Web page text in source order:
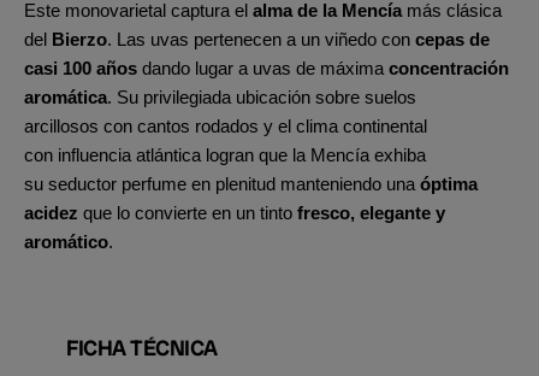
Este monovarietal captura el alma de la Mencía más clásica
del Bierzo. Las uvas pertenecen a un viñedo con cepas de
casi 100 años dando lugar a uvas de máxima concentración
aromática. Su privilegiada ubicación sobre suelos
arcillosos con cantos rodados y el clima continental
con influencia atlántica logran que la Mencía exhiba
su seductor perfume en plenitud manteniendo una óptima
acidez que lo convierte en un tinto fresco, elegante y
aromático.
FICHA TÉCNICA